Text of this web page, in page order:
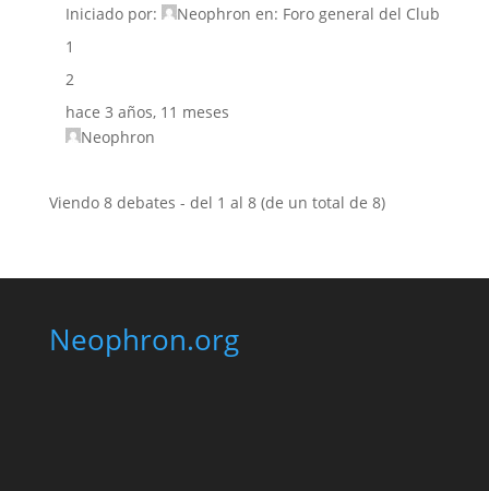
Iniciado por:
Neophron en: Foro general del Club
1
2
hace 3 años, 11 meses
Neophron
Viendo 8 debates - del 1 al 8 (de un total de 8)
Neophron.org